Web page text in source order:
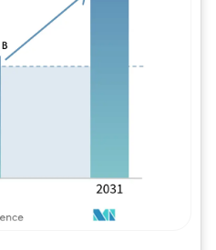
Imagen © Mordor Intelligence. El uso